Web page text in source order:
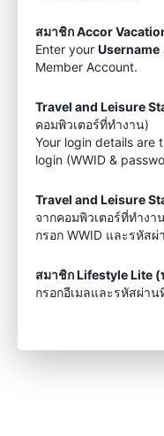
สมาชิก Accor
Enter your Username
Member Account.
Travel and Leisure
คอมพิวเตอร์ที่ทำงาน)
Your login details are
login (WWID &
Travel and Leisure
จากคอมพิวเตอร์ที่ทำงา
กรอก WWID และรหัส
สมาชิก Lifestyle Lite
กรอกอีเมลและรหัสผ่า